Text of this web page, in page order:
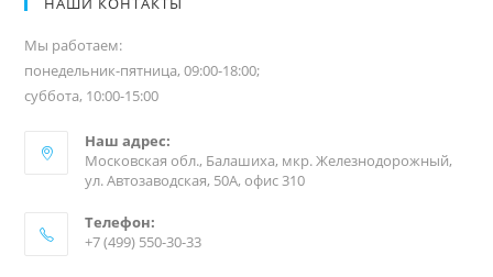
Мы работаем:
понедельник-пятница, 09:00-18:00;
суббота, 10:00-15:00
Наш адрес:
Московская обл., Балашиха, мкр. Железнодорожный,
ул. Автозаводская, 50А, офис 310
Телефон:
+7 (499) 550-30-33